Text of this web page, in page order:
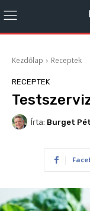
Kezdőlap Receptek
RECEPTEK
Írta: Burget